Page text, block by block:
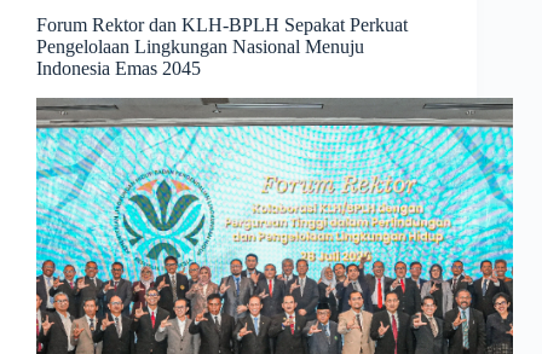
Forum Rektor dan KLH-BPLH Sepakat Perkuat
Pengelolaan Lingkungan Nasional Menuju
Indonesia Emas 2045